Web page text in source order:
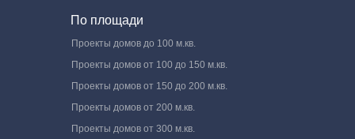
По площади
Проекты домов до 100 м.кв.
Проекты домов от 100 до 150 м.кв.
Проекты домов от 150 до 200 м.кв.
Проекты домов от 200 м.кв.
Проекты домов от 300 м.кв.